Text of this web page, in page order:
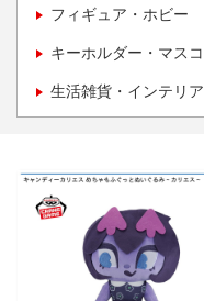
フィギュア・ホビー
キーホルダー・マス
生活雑貨・インテリ